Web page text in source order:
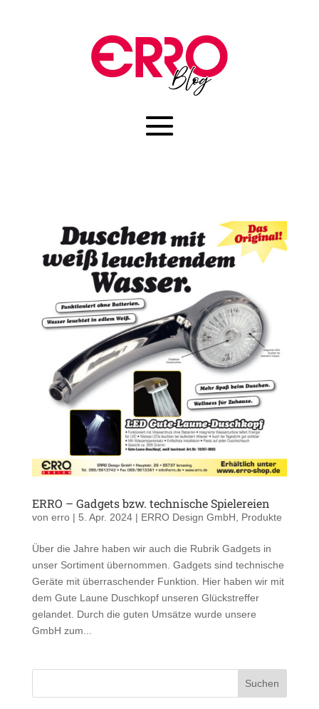
ERRO – Gadgets bzw. technische Spielereien
von erro| 5. Apr. 2024| ERRO Design GmbH, Produkte
Über die Jahre haben wir auch die Rubrik Gadgets in
unser Sortiment übernommen. Gadgets sind technische
Geräte mit überraschender Funktion. Hier haben wir mit
dem Gute Laune Duschkopf unseren Glückstreffer
gelandet. Durch die guten Umsätze wurde unsere
GmbH zum...
Suchen